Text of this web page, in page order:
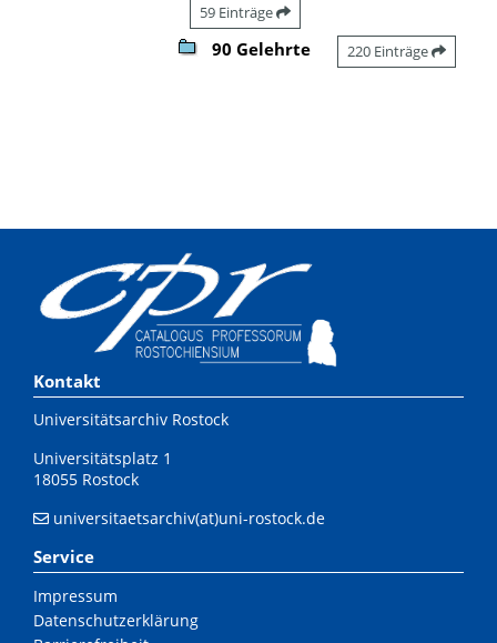
59 Einträge
90 Gelehrte 220 Einträge
Kontakt
Universitätsarchiv Rostock
Universitätsplatz 1
18055 Rostock
universitaetsarchiv(at)uni-rostock.de
Service
Impressum
Datenschutzerklärung